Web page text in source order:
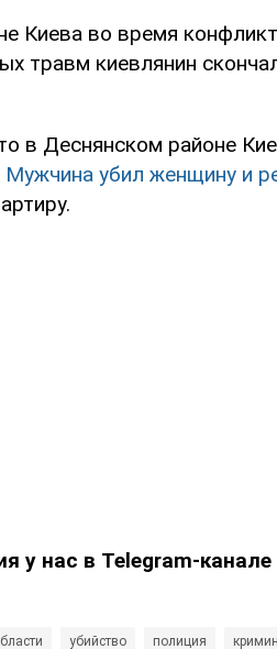
Киева во время
травм киевлянин
в Деснянском районе
Мужчина убил женщину и
у нас в Telegram-канале
убийство полиция